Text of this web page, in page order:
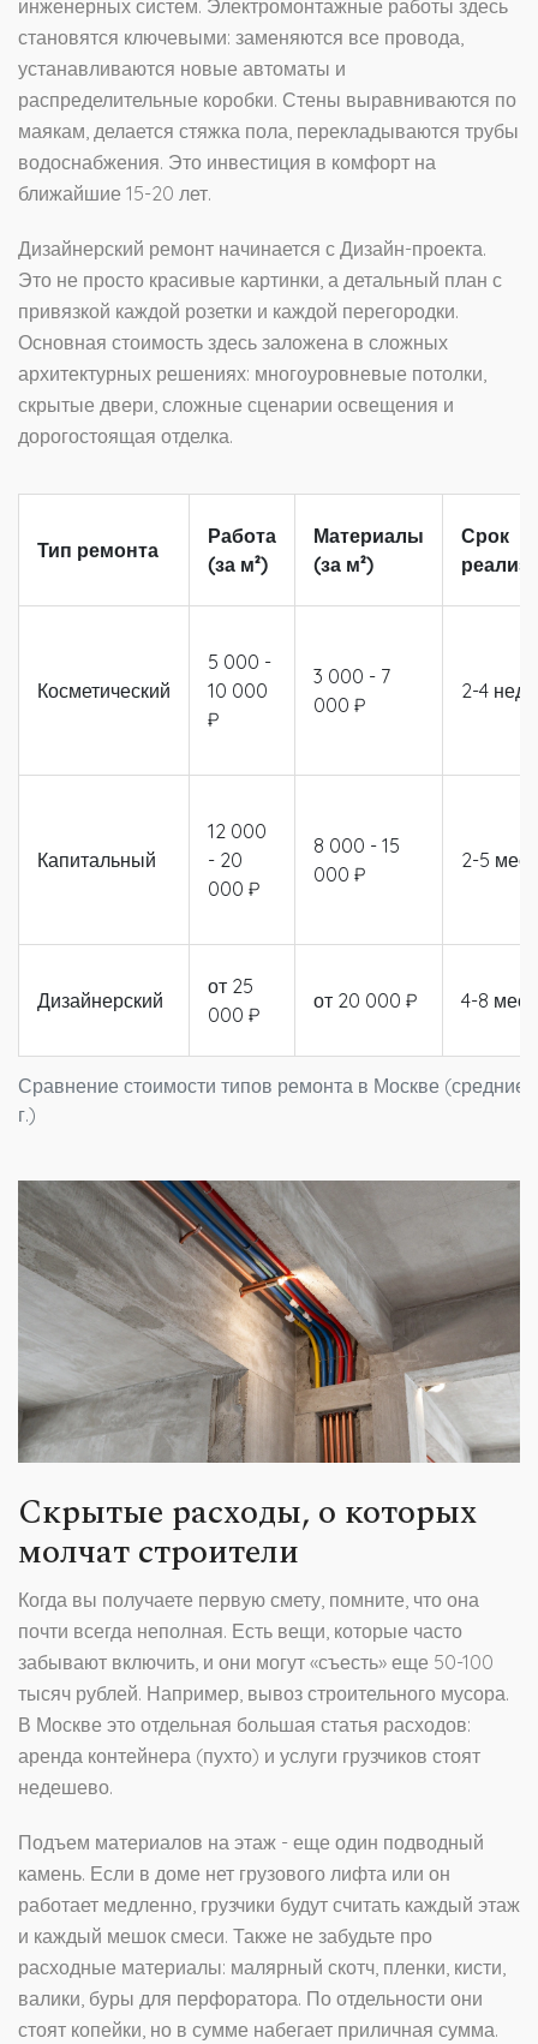
инженерных систем. Электромонтажные работы здесь
становятся ключевыми: заменяются все провода,
устанавливаются новые автоматы и
распределительные коробки. Стены выравниваются по
маякам, делается стяжка пола, перекладываются трубы
водоснабжения. Это инвестиция в комфорт на
ближайшие 15-20 лет.
Дизайнерский ремонт начинается с Дизайн-проекта.
Это не просто красивые картинки, а детальный план с
привязкой каждой розетки и каждой перегородки.
Основная стоимость здесь заложена в сложных
архитектурных решениях: многоуровневые потолки,
скрытые двери, сложные сценарии освещения и
дорогостоящая отделка.
Сравнение стоимости типов ремонта в Москве (средние
г.)
Тип ремонта
Работа
(за м²)
Материалы
(за м²)
Срок
Косметический
5 000 -
10 000
₽
3 000 - 7
000 ₽
2-4
Капитальный
12 000
- 20
000 ₽
8 000 - 15
000 ₽
2-5
Дизайнерский
от 25
000 ₽
от 20 000 ₽ 4-8
Скрытые расходы, о которых
молчат строители
Когда вы получаете первую смету, помните, что она
почти всегда неполная. Есть вещи, которые часто
забывают включить, и они могут «съесть» еще 50-100
тысяч рублей. Например, вывоз строительного мусора.
В Москве это отдельная большая статья расходов:
аренда контейнера (пухто) и услуги грузчиков стоят
недешево.
Подъем материалов на этаж - еще один подводный
камень. Если в доме нет грузового лифта или он
работает медленно, грузчики будут считать каждый этаж
и каждый мешок смеси. Также не забудьте про
расходные материалы: малярный скотч, пленки, кисти,
валики, буры для перфоратора. По отдельности они
стоят копейки, но в сумме набегает приличная сумма.